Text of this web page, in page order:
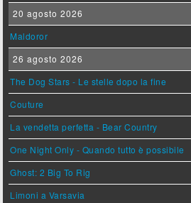
20 agosto 2026
Maldoror
26 agosto 2026
The Dog Stars - Le stelle dopo la fine
Couture
La vendetta perfetta - Bear Country
One Night Only - Quando tutto è possibile
Ghost: 2 Big To Rig
Limoni a Varsavia